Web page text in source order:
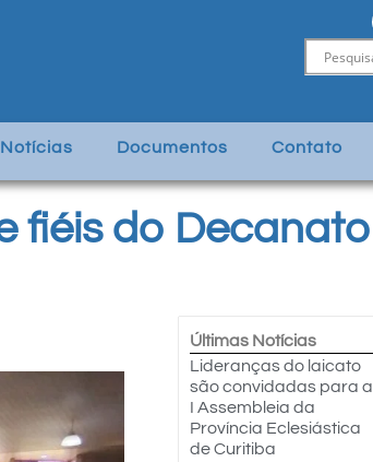
Notícias Documentos Contato
fiéis do Decanato
Últimas Notícias
Lideranças do laicato
são convidadas para a
I Assembleia da
Província Eclesiástica
de Curitiba